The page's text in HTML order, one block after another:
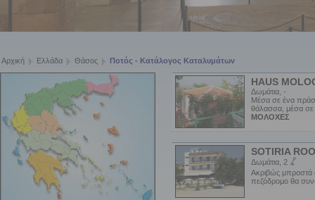
Αρχική Ελλάδα Θάσος Ποτός - Κατάλογος Καταλυμάτων
HAUS
Δωμάτια, -
Μέσα σε ένα
θάλασσα, μέσα σε
ΜΟΛΟΧΕΣ
SOTIRIA
Δωμάτια, 2
Ακριβώς μπροστά
πεζόδρομο θα